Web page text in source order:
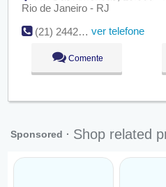
Rio de Janeiro - RJ
(21) 2442-9806
ver telefone
Comente